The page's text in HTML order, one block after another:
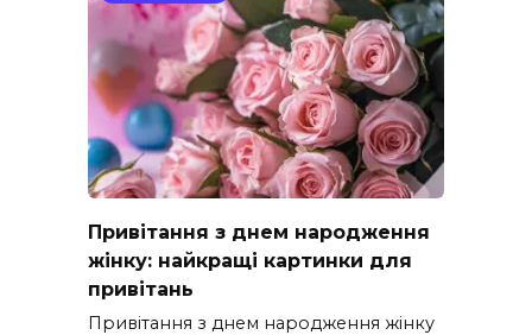
Привітання з днем народження
жінку: найкращі картинки для
привітань
Привітання з днем народження жінку